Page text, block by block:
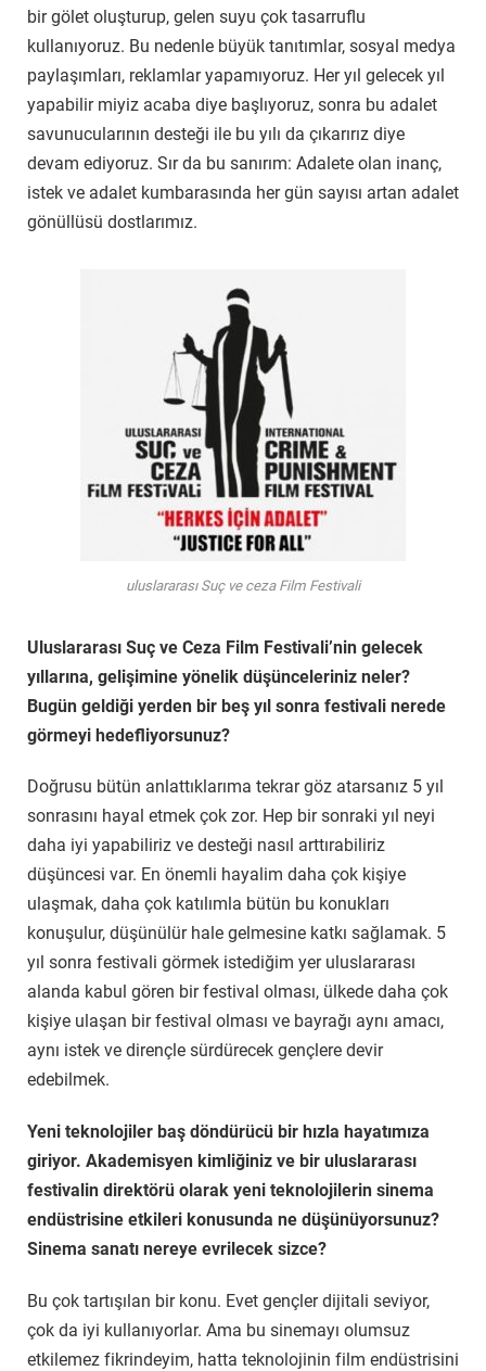
bir gölet oluşturup, gelen suyu çok tasarruflu
kullanıyoruz. Bu nedenle büyük tanıtımlar, sosyal medya
paylaşımları, reklamlar yapamıyoruz. Her yıl gelecek yıl
yapabilir miyiz acaba diye başlıyoruz, sonra bu adalet
savunucularının desteği ile bu yılı da çıkarırız diye
devam ediyoruz. Sır da bu sanırım: Adalete olan inanç,
istek ve adalet kumbarasında her gün sayısı artan adalet
gönüllüsü dostlarımız.
uluslararası Suç ve ceza Film Festivali
Uluslararası Suç ve Ceza Film Festivali’nin gelecek
yıllarına, gelişimine yönelik düşünceleriniz neler?
Bugün geldiği yerden bir beş yıl sonra festivali nerede
görmeyi hedefliyorsunuz?
Doğrusu bütün anlattıklarıma tekrar göz atarsanız 5 yıl
sonrasını hayal etmek çok zor. Hep bir sonraki yıl neyi
daha iyi yapabiliriz ve desteği nasıl arttırabiliriz
düşüncesi var. En önemli hayalim daha çok kişiye
ulaşmak, daha çok katılımla bütün bu konukları
konuşulur, düşünülür hale gelmesine katkı sağlamak. 5
yıl sonra festivali görmek istediğim yer uluslararası
alanda kabul gören bir festival olması, ülkede daha çok
kişiye ulaşan bir festival olması ve bayrağı aynı amacı,
aynı istek ve dirençle sürdürecek gençlere devir
edebilmek.
Yeni teknolojiler baş döndürücü bir hızla hayatımıza
giriyor. Akademisyen kimliğiniz ve bir uluslararası
festivalin direktörü olarak yeni teknolojilerin sinema
endüstrisine etkileri konusunda ne düşünüyorsunuz?
Sinema sanatı nereye evrilecek sizce?
Bu çok tartışılan bir konu. Evet gençler dijitali seviyor,
çok da iyi kullanıyorlar. Ama bu sinemayı olumsuz
etkilemez fikrindeyim, hatta teknolojinin film endüstrisini